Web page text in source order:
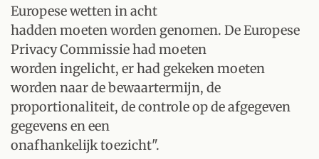
Europese wetten in acht
hadden moeten worden genomen. De Europese
Privacy Commissie had moeten
worden ingelicht, er had gekeken moeten
worden naar de bewaartermijn, de
proportionaliteit, de controle op de afgegeven
gegevens en een
onafhankelijk toezicht".